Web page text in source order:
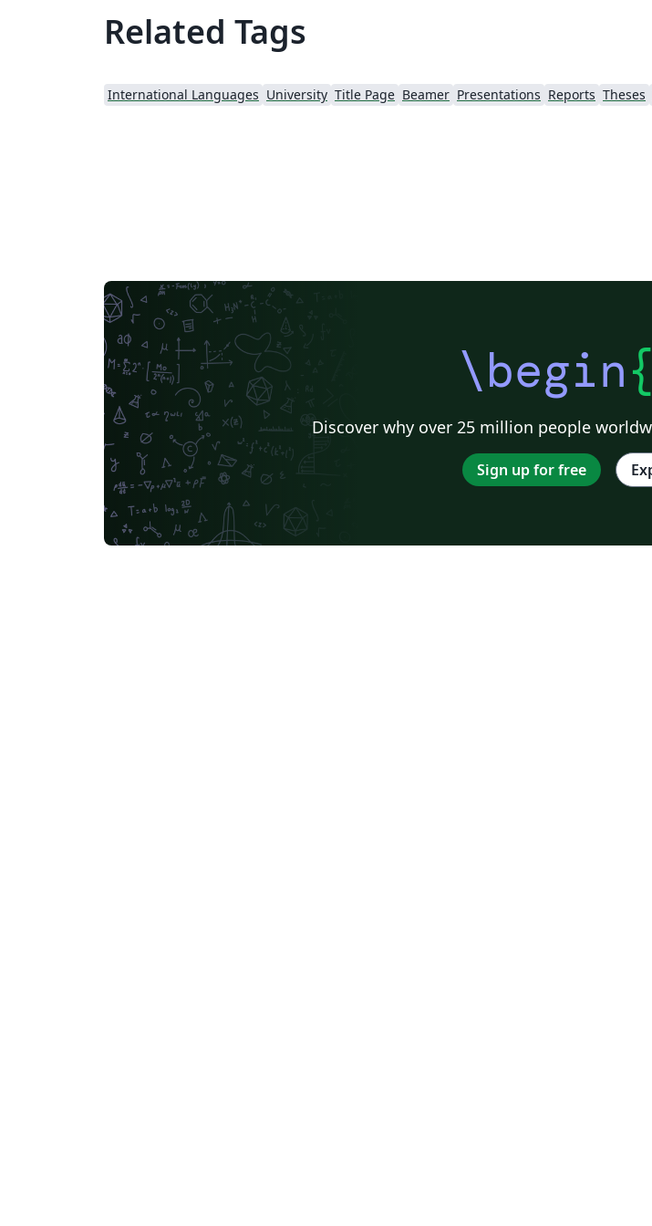
Related Tags
International Languages University Title Page Beamer Presentations Reports Theses
\begin{
Discover why over 25 million people
Sign up for free